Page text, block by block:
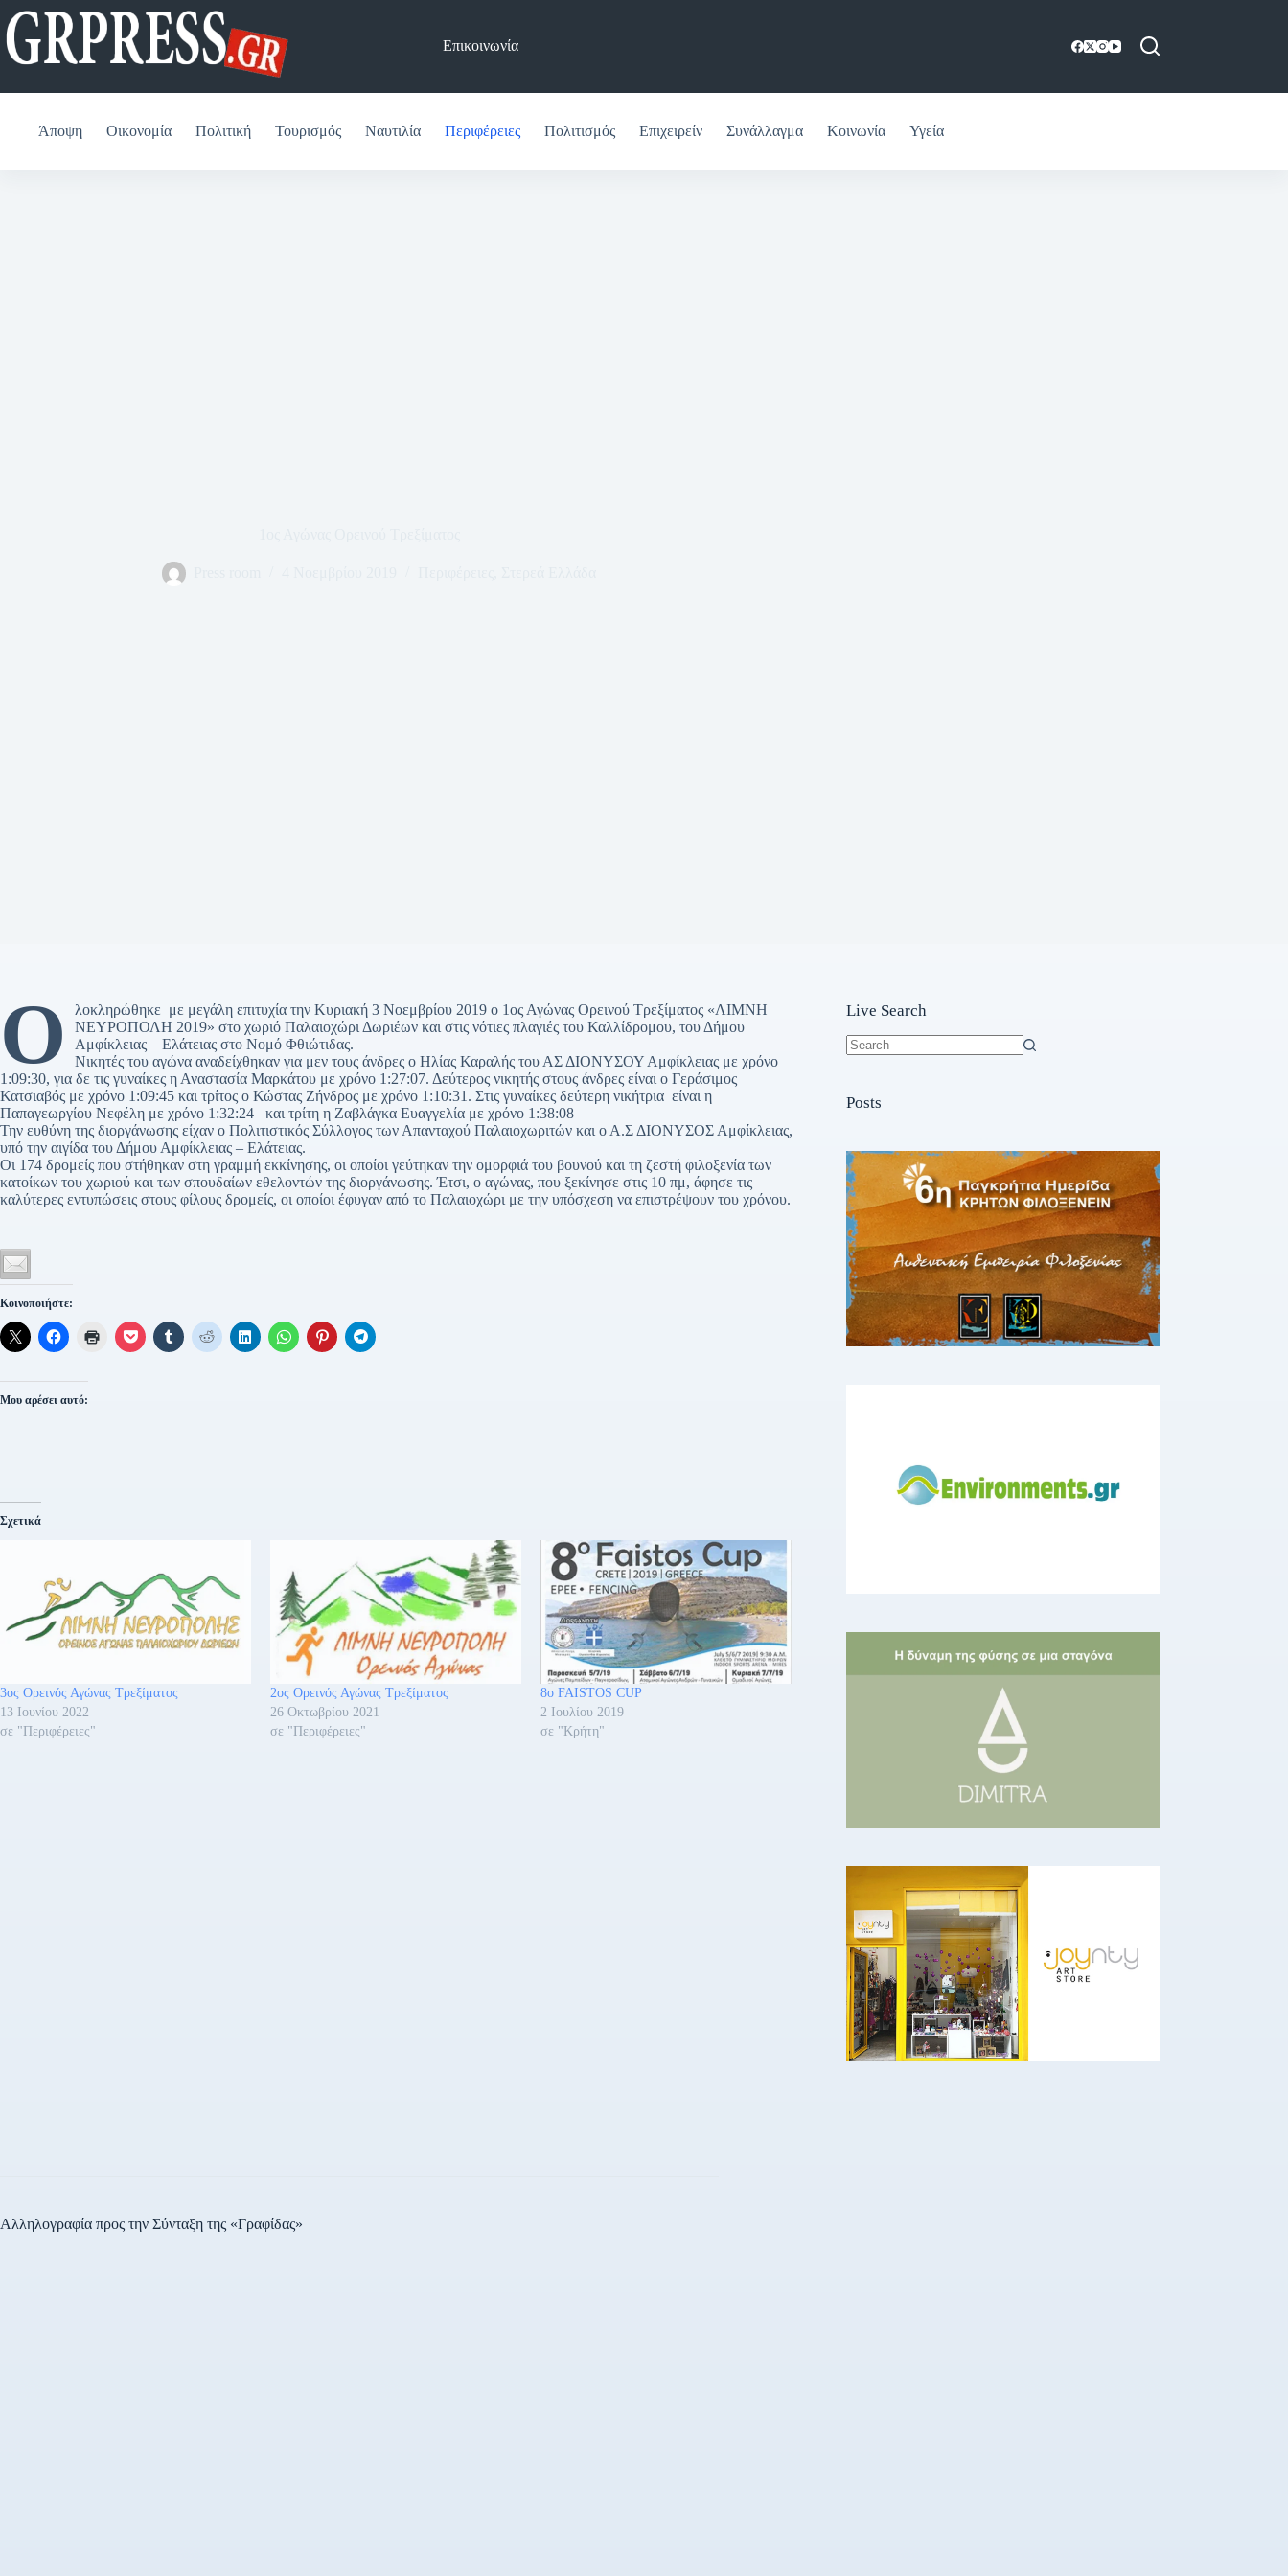
Μετάβαση
στο
περιεχόμενο
Επικοινωνία
Άποψη Οικονομία Πολιτική Τουρισμός Ναυτιλία Περιφέρειες Πολιτισμός Επιχειρείν Συνάλλαγμα Κοινωνία Υγεία
Ο
λοκληρώθηκε με μεγάλη επιτυχία την Κυριακή 3 Νοεμβρίου 2019 ο 1ος Αγώνας Ορεινού Τρεξίματος «ΛΙΜΝΗ
ΝΕΥΡΟΠΟΛΗ 2019» στο χωριό Παλαιοχώρι Δωριέων και στις νότιες πλαγιές του Καλλίδρομου, του Δήμου
Αμφίκλειας – Ελάτειας στο Νομό Φθιώτιδας.
Νικητές του αγώνα αναδείχθηκαν για μεν τους άνδρες ο Ηλίας Καραλής του ΑΣ ΔΙΟΝΥΣΟΥ Αμφίκλειας με χρόνο
1:09:30, για δε τις γυναίκες η Αναστασία Μαρκάτου με χρόνο 1:27:07. Δεύτερος νικητής στους άνδρες είναι ο Γεράσιμος
Κατσιαβός με χρόνο 1:09:45 και τρίτος ο Κώστας Ζήνδρος με χρόνο 1:10:31. Στις γυναίκες δεύτερη νικήτρια είναι η
Παπαγεωργίου Νεφέλη με χρόνο 1:32:24 και τρίτη η Ζαβλάγκα Ευαγγελία με χρόνο 1:38:08
Την ευθύνη της διοργάνωσης είχαν ο Πολιτιστικός Σύλλογος των Απανταχού Παλαιοχωριτών και ο Α.Σ ΔΙΟΝΥΣΟΣ Αμφίκλειας,
υπό την αιγίδα του Δήμου Αμφίκλειας – Ελάτειας.
Οι 174 δρομείς που στήθηκαν στη γραμμή εκκίνησης, οι οποίοι γεύτηκαν την ομορφιά του βουνού και τη ζεστή φιλοξενία των
κατοίκων του χωριού και των σπουδαίων εθελοντών της διοργάνωσης. Έτσι, ο αγώνας, που ξεκίνησε στις 10 πμ, άφησε τις
καλύτερες εντυπώσεις στους φίλους δρομείς, οι οποίοι έφυγαν από το Παλαιοχώρι με την υπόσχεση να επιστρέψουν του χρόνου.
Κοινοποιήστε:
Μου αρέσει αυτό:
Σχετικά
3ος Ορεινός Αγώνας Τρεξίματος
13 Ιουνίου 2022
σε "Περιφέρειες"
2ος Ορεινός Αγώνας Τρεξίματος
26 Οκτωβρίου 2021
σε "Περιφέρειες"
8ο FAISTOS CUP
2 Ιουλίου 2019
σε "Κρήτη"
Live Search
Posts
Αλληλογραφία προς την Σύνταξη της «Γραφίδας»